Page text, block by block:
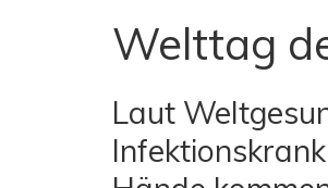
Welttag
Laut